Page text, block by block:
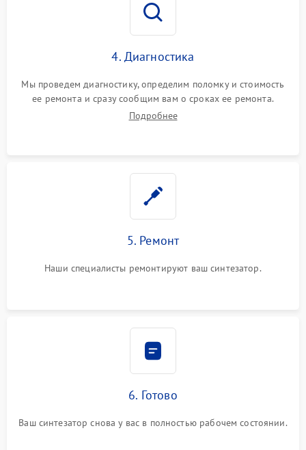
4. Диагностика
Мы проведем диагностику, определим поломку и стоимость
ее ремонта и сразу сообщим вам о сроках ее ремонта.
Подробнее
5. Ремонт
Наши специалисты ремонтируют ваш синтезатор.
6. Готово
Ваш синтезатор снова у вас в полностью рабочем состоянии.